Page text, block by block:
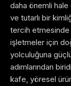
daha önemli hale
ve tutarlı bir
tercih etmesinde
işletmeler için
yolculuğuna
adımlarından
kafe, yöresel